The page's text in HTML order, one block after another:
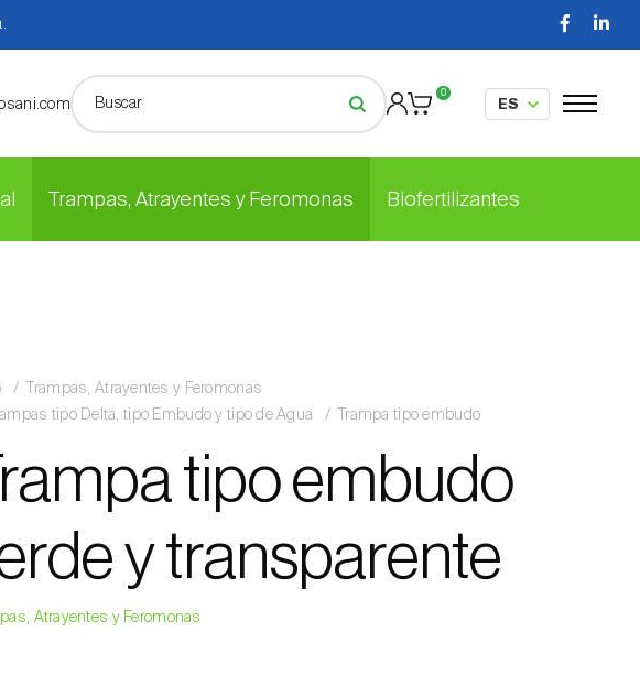
0
Trampas, Atrayentes y Feromonas Biofertilizantes
Trampas, Atrayentes y Feromonas
tipo Delta, tipo Embudo y tipo de Agua
Trampa tipo embudo
tipo embudo
y transparente
Atrayentes y Feromonas